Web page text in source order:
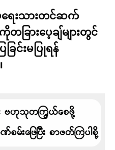
မှရေးသားတင်ဆက်
ခြားပေ့ချ်များတွင်
ြင်းမပြုရန်